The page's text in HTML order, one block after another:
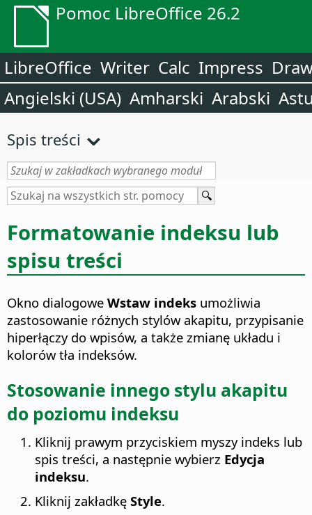
Pomoc LibreOffice 26.2
LibreOffice Writer Calc Impress
Angielski (USA) Amharski Arabski
Spis treści
Formatowanie indeksu lub
spisu treści
Okno dialogowe Wstaw indeks umożliwia
zastosowanie różnych stylów akapitu, przypisanie
hiperłączy do wpisów, a także zmianę układu i
kolorów tła indeksów.
Stosowanie innego stylu akapitu
do poziomu indeksu
Kliknij prawym przyciskiem myszy indeks lub
spis treści, a następnie wybierz Edycja
indeksu.
Kliknij zakładkę Style.